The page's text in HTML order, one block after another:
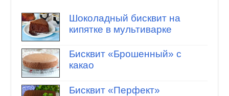
Шоколадный бисквит на
кипятке в мультиварке
Бисквит «Брошенный» с
какао
Бисквит «Перфект»